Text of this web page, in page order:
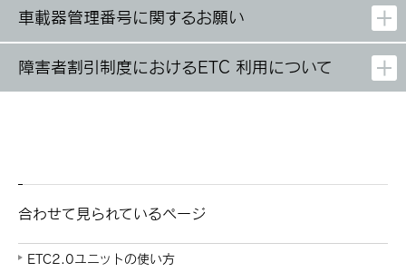
車載器管理番号に関するお願い
障害者割引制度におけるETC 利用について
合わせて見られているページ
ETC2.0ユニットの使い方